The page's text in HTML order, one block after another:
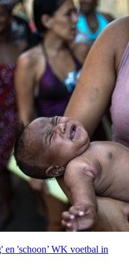
en 'schoon’ WK voetbal in